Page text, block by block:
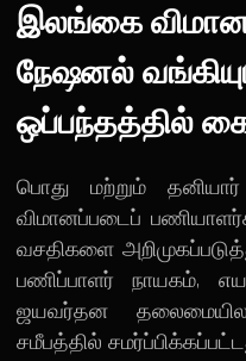
இலங்கை
நேஷனல்
ஒப்பந்தத்தில்
பொது மற்றும்
விமானப்படைப்
வசதிகளை
பணிப்பாளர் நாயகம்,
ஜயவர்தன
சமீபத்தில்